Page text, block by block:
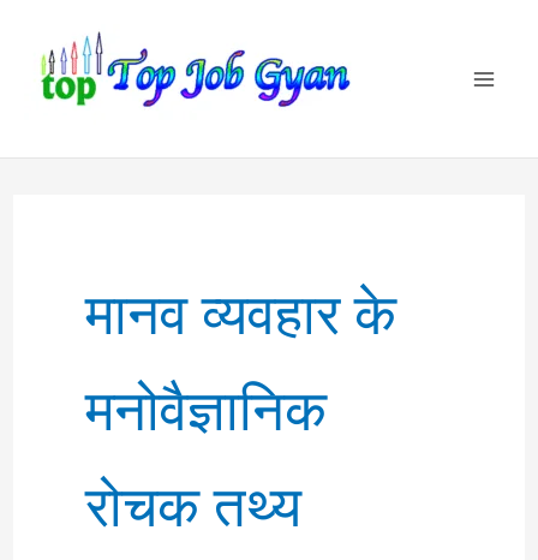
content
मानव व्यवहार के
मनोवैज्ञानिक
रोचक तथ्य